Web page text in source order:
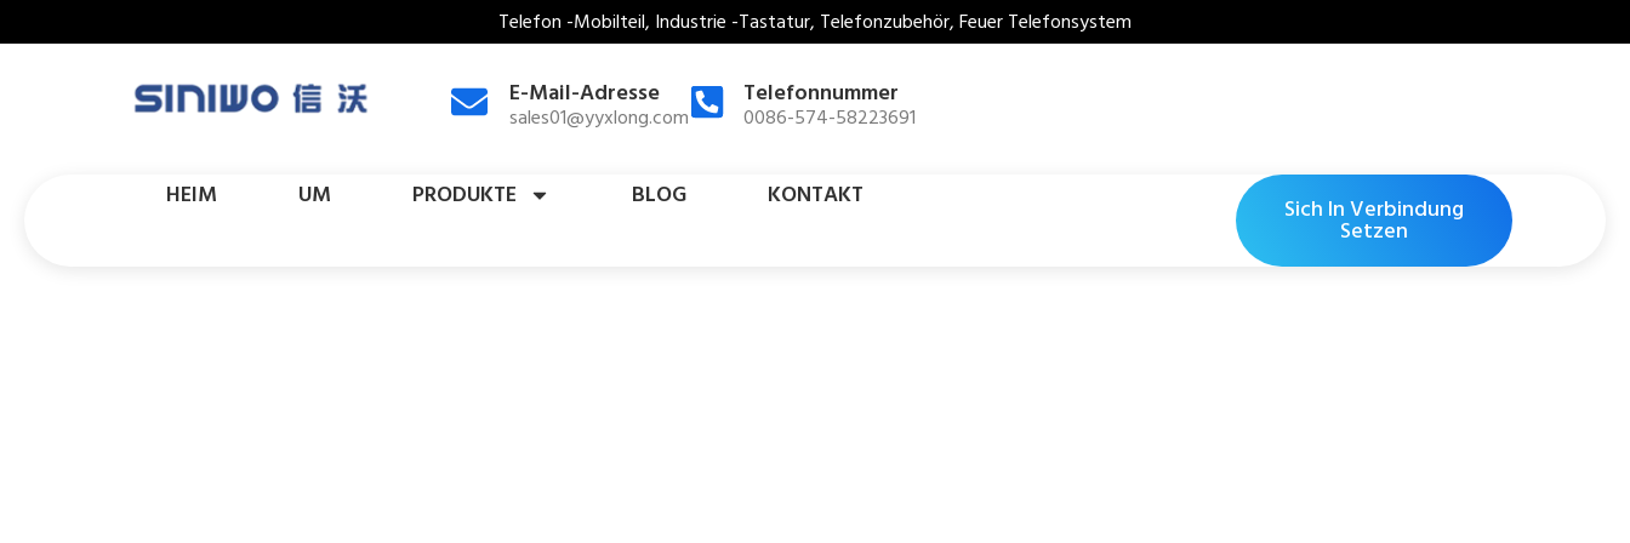
Telefon -Mobilteil, Industrie -Tastatur, Telefonzubehör, Feuer Telefonsystem
E-Mail-Adresse
sales01@yyxlong.com
Telefonnummer
0086-574-58223691
HEIM UM PRODUKTE BLOG KONTAKT Sich In Verbindung
Setzen